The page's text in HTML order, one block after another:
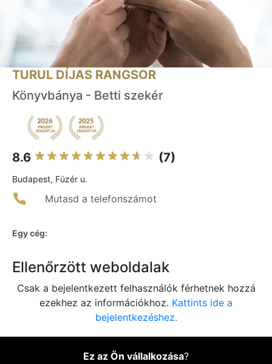
TURUL DÍJAS RANGSOR
Könyvbánya - Betti szekér
8.6 (7)
Budapest, Füzér u.
Mutasd a telefonszámot
Egy cég:
Ellenőrzött weboldalak
Csak a bejelentkezett felhasználók férhetnek hozzá
ezekhez az információkhoz. Kattints ide a
bejelentkezéshez.
Ez az Ön vállalkozása?